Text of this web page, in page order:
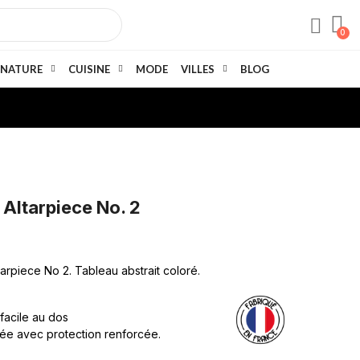
NATURE CUISINE MODE VILLES BLOG
No. 2
No 2. Tableau abstrait coloré.
au dos
avec protection renforcée.